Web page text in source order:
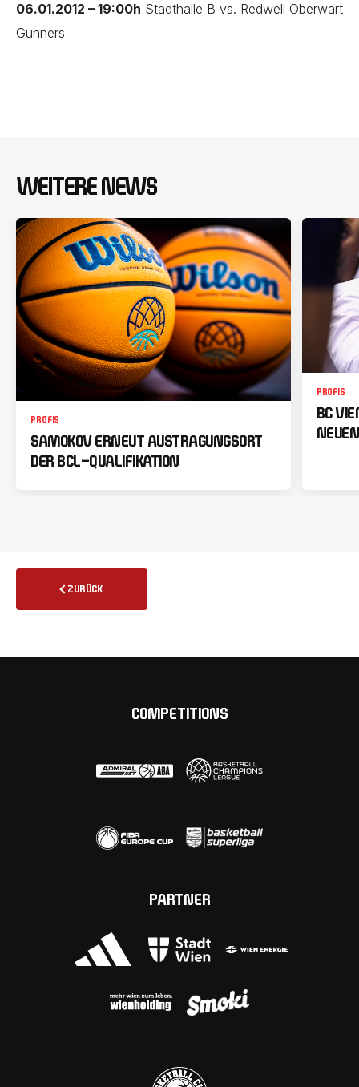
06.01.2012 – 19:00h Stadthalle B vs. Redwell Oberwart
Gunners
WEITERE NEWS
PROFIS
SAMOKOV ERNEUT AUSTRAGUNGSORT
DER BCL-QUALIFIKATION
PROFIS
BC
ZURÜCK
COMPETITIONS
PARTNER